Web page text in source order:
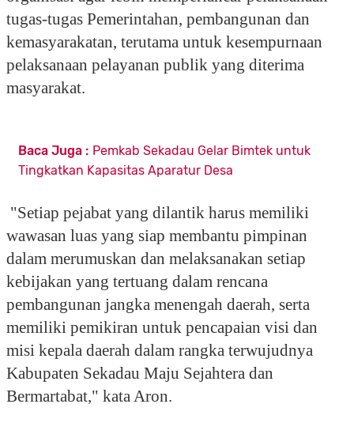
tugas-tugas Pemerintahan, pembangunan dan
kemasyarakatan, terutama untuk kesempurnaan
pelaksanaan pelayanan publik yang diterima
masyarakat.
Baca Juga : Pemkab Sekadau Gelar Bimtek untuk
Tingkatkan Kapasitas Aparatur Desa
"Setiap pejabat yang dilantik harus memiliki
wawasan luas yang siap membantu pimpinan
dalam merumuskan dan melaksanakan setiap
kebijakan yang tertuang dalam rencana
pembangunan jangka menengah daerah, serta
memiliki pemikiran untuk pencapaian visi dan
misi kepala daerah dalam rangka terwujudnya
Kabupaten Sekadau Maju Sejahtera dan
Bermartabat," kata Aron.